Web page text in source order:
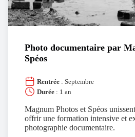
Photo documentaire par
Spéos
Rentrée : Septembre
Durée : 1 an
Magnum Photos et Spéos
offrir une formation intensive et
photographie documentaire.